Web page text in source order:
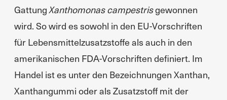
GattungXanthomonas campestrisgewonnen
wird. So wird es sowohl in den EU-Vorschriften
für Lebensmittelzusatzstoffe als auch in den
amerikanischen FDA-Vorschriften definiert. Im
Handel ist es unter den Bezeichnungen Xanthan,
Xanthangummi oder als Zusatzstoff mit der